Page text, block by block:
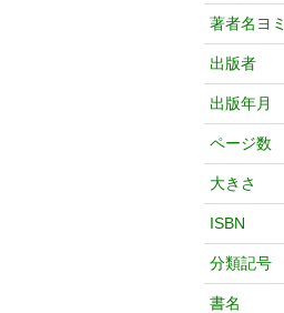
著者名ヨミ
出版者
出版年月
ページ数
大きさ
ISBN
分類記号
書名